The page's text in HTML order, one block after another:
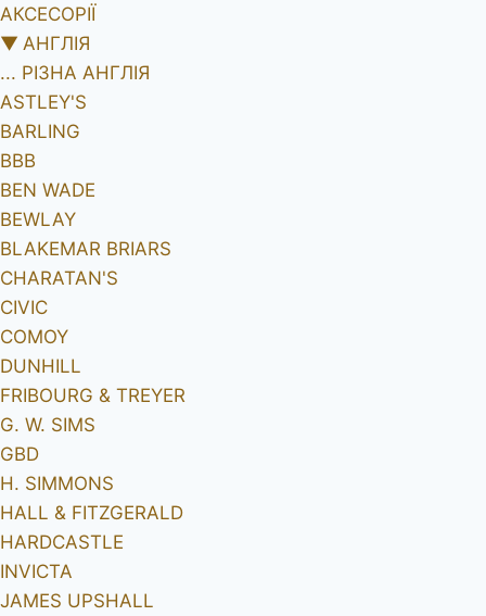
АКСЕСОРІЇ
▼ АНГЛІЯ
... РІЗНА АНГЛІЯ
ASTLEY'S
BARLING
BBB
BEN WADE
BEWLAY
BLAKEMAR BRIARS
CHARATAN'S
CIVIC
COMOY
DUNHILL
FRIBOURG & TREYER
G. W. SIMS
GBD
H. SIMMONS
HALL & FITZGERALD
HARDCASTLE
INVICTA
JAMES UPSHALL